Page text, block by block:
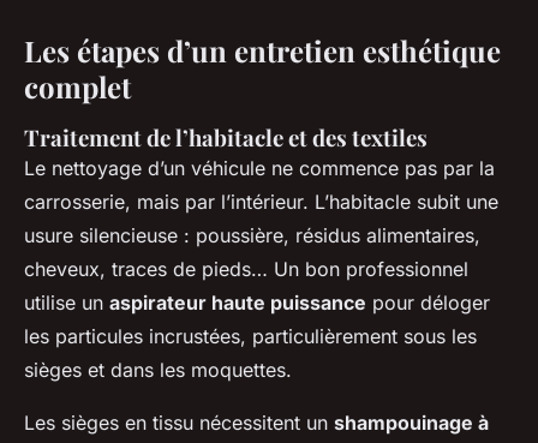
Les étapes d’un entretien esthétique
complet
Traitement de l’habitacle et des textiles
Le nettoyage d’un véhicule ne commence pas par la
carrosserie, mais par l’intérieur. L’habitacle subit une
usure silencieuse : poussière, résidus alimentaires,
cheveux, traces de pieds… Un bon professionnel
utilise un aspirateur haute puissance pour déloger
les particules incrustées, particulièrement sous les
sièges et dans les moquettes.
Les sièges en tissu nécessitent un shampouinage à